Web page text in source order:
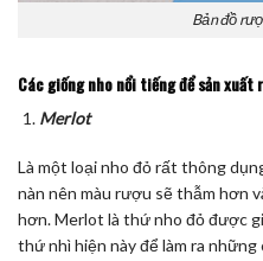
Bản đồ
Các giống nho nổi tiếng để sản xuất
Merlot
Là một loại nho đỏ rất thông
nàn nên màu rượu sẽ thẫm hơn
hơn. Merlot là thứ nho đỏ được
thứ nhì hiện này để làm ra những